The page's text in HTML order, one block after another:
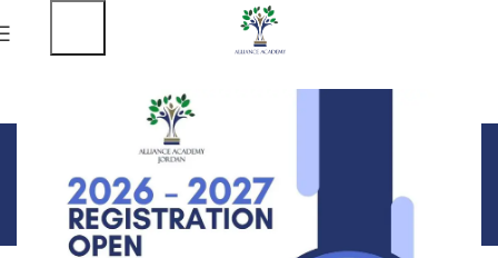
Human Geography
Teacher
Home Human Geography Teacher